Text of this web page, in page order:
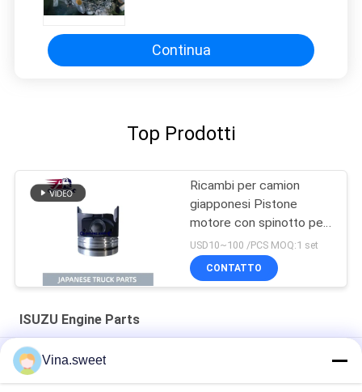
Continua
Top Prodotti
Ricambi per camion
giapponesi Pistone
motore con spinotto per
ISUZU NPR 4HG1T
Nuovo modello 8-
98209745-0
USD10~100 /PCS MOQ:1 set
CONTATTO
ISUZU Engine Parts
Cilindro di ruote del freno di ISUZ 6HH1 Isuzu Engine Parts
Guarnizione capa 6SD1 Isuzu Engine Parts dei ricambi auto
Vina.sweet